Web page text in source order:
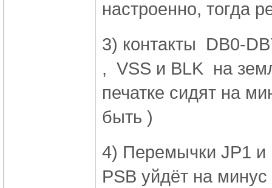
настроенно, тогда
3) контакты DB0-
, VSS и BLK на
печатке сидят на
быть )
4) Перемычки JP1 и
PSB уйдёт на